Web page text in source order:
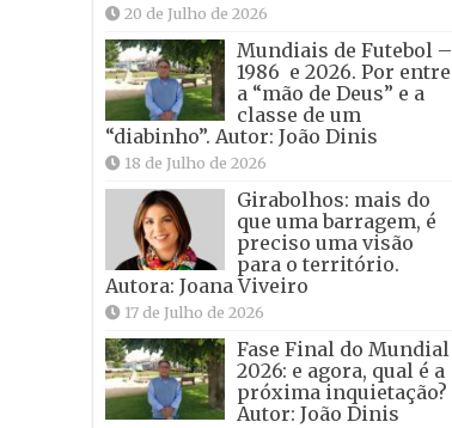
20 de Julho de 2026
Mundiais de Futebol –
1986 e 2026. Por entre
a “mão de Deus” e a
classe de um
“diabinho”. Autor: João Dinis
18 de Julho de 2026
Girabolhos: mais do
que uma barragem, é
preciso uma visão
para o território.
Autora: Joana Viveiro
17 de Julho de 2026
Fase Final do Mundial
2026: e agora, qual é a
próxima inquietação?
Autor: João Dinis